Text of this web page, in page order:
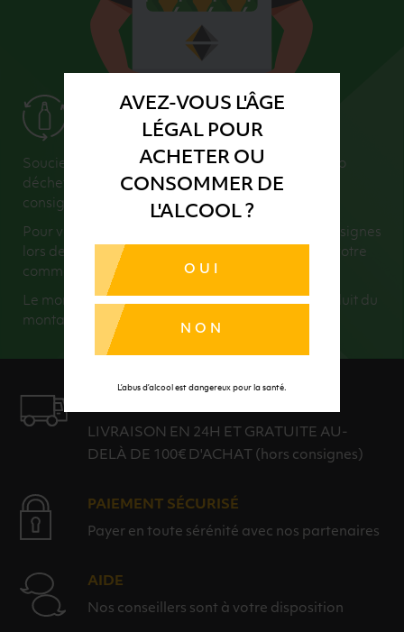
AVEZ-VOUS L'ÂGE
LÉGAL POUR
ACHETER OU
CONSOMMER DE
L'ALCOOL ?
OUI
NON
L’abus d’alcool est dangereux pour la santé.
Service reprise des vidanges
Soucieux du respect de l’environnement et du zéro
déchet, nous encourageons l’utilisation du verre
consigné.
Pour vous faciliter la vie, nous récupérons vos consignes
lors de la livraison (dans la limite du montant de votre
commande).
Le montant de vos consignes retournées sera déduit du
montant total de votre commande.
LIVRAISON EN 24H ET GRATUITE AU-
DELÀ DE 100€ D'ACHAT (hors consignes)
PAIEMENT SÉCURISÉ
Payer en toute sérénité avec nos partenaires
AIDE
Nos conseillers sont à votre disposition